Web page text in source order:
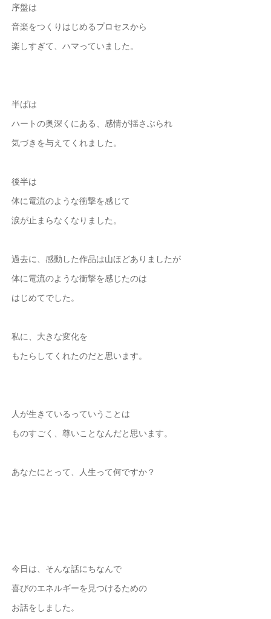
序盤は
音楽をつくりはじめるプロセスから
楽しすぎて、ハマっていました。
半ばは
ハートの奥深くにある、感情が揺さぶられ
気づきを与えてくれました。
後半は
体に電流のような衝撃を感じて
涙が止まらなくなりました。
過去に、感動した作品は山ほどありましたが
体に電流のような衝撃を感じたのは
はじめてでした。
私に、大きな変化を
もたらしてくれたのだと思います。
人が生きているっていうことは
ものすごく、尊いことなんだと思います。
あなたにとって、人生って何ですか？
今日は、そんな話にちなんで
喜びのエネルギーを見つけるための
お話をしました。